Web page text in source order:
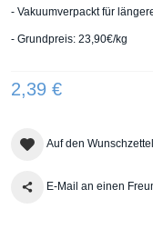
- Vakuumverpackt für
- Grundpreis: 23,90€/kg
2,39 €
Auf den Wunschzettel
E-Mail an einen